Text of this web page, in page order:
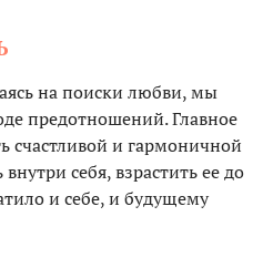
на поиски любви, мы
предотношений. Главное
счастливой и гармоничной
себя, взрастить ее до
и себе, и будущему